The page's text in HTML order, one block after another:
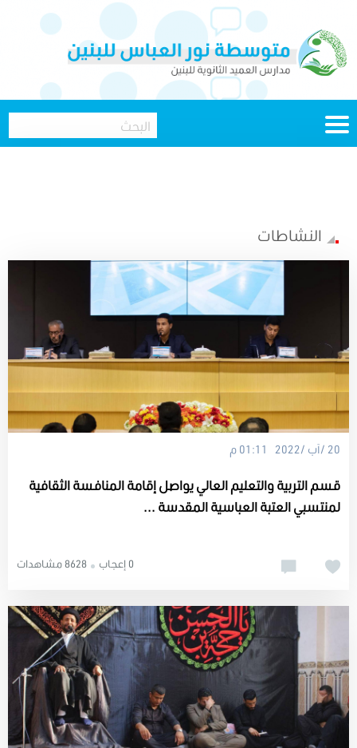
النشاطات
20 /آب /2022 01:11 م
قسم التربية والتعليم العالي يواصل إقامة المنافسة الثقافية
لمنتسبي العتبة العباسية المقدسة ...
8628 مشاهدات 0 إعجاب